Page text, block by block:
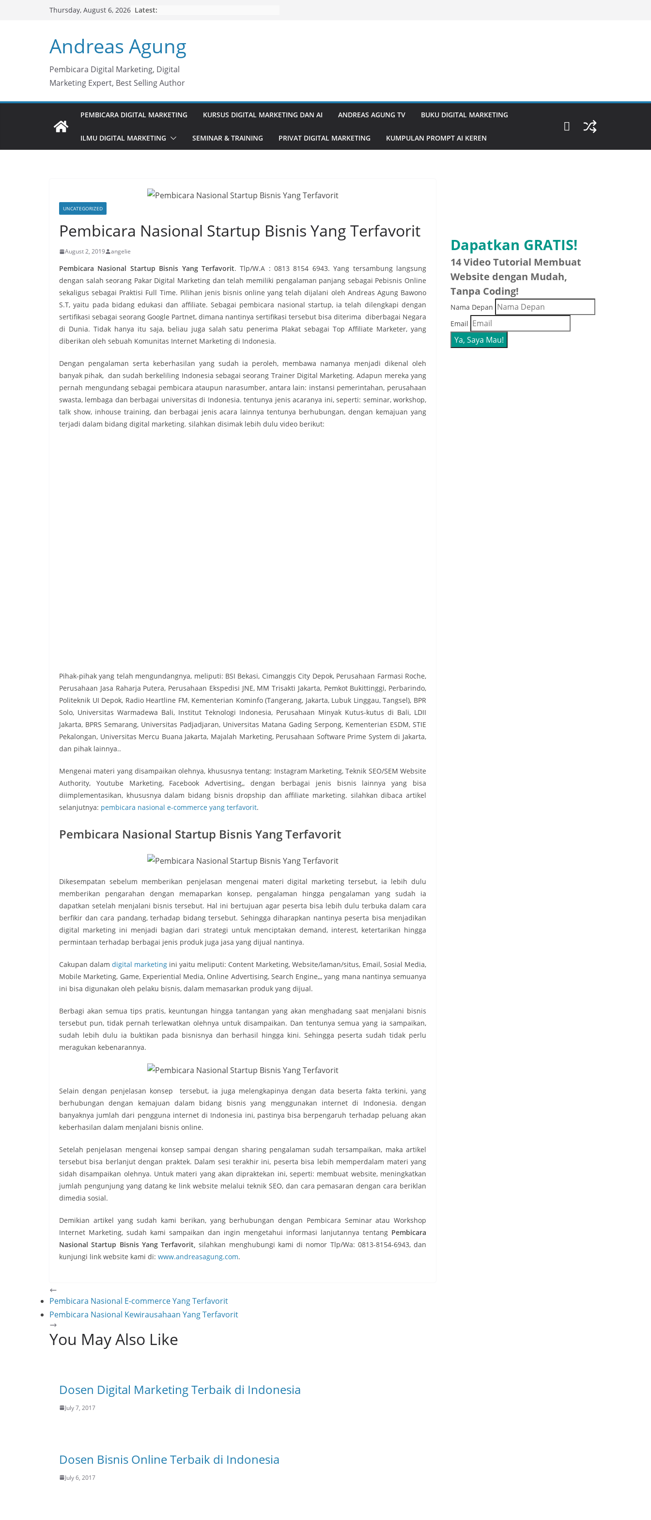
Thursday, August 6, 2026 Latest:
Andreas Agung
Pembicara Digital Marketing, Digital
Marketing Expert, Best Selling Author
PEMBICARA DIGITAL MARKETING KURSUS DIGITAL MARKETING DAN AI ANDREAS AGUNG TV BUKU DIGITAL MARKETING
ILMU DIGITAL MARKETING SEMINAR & TRAINING PRIVAT DIGITAL MARKETING KUMPULAN PROMPT AI KEREN
UNCATEGORIZED
Pembicara Nasional Startup Bisnis Yang Terfavorit
August 2, 2019 angelie
Pembicara Nasional Startup Bisnis Yang Terfavorit. Tlp/W.A : 0813 8154 6943. Yang tersambung langsung
dengan salah seorang Pakar Digital Marketing dan telah memiliki pengalaman panjang sebagai Pebisnis Online
sekaligus sebagai Praktisi Full Time. Pilihan jenis bisnis online yang telah dijalani oleh Andreas Agung Bawono
S.T, yaitu pada bidang edukasi dan affiliate. Sebagai pembicara nasional startup, ia telah dilengkapi dengan
sertifikasi sebagai seorang Google Partnet, dimana nantinya sertifikasi tersebut bisa diterima diberbagai Negara
di Dunia. Tidak hanya itu saja, beliau juga salah satu penerima Plakat sebagai Top Affiliate Marketer, yang
diberikan oleh sebuah Komunitas Internet Marketing di Indonesia.
Dengan pengalaman serta keberhasilan yang sudah ia peroleh, membawa namanya menjadi dikenal oleh
banyak pihak, dan sudah berkeliling Indonesia sebagai seorang Trainer Digital Marketing. Adapun mereka yang
pernah mengundang sebagai pembicara ataupun narasumber, antara lain: instansi pemerintahan, perusahaan
swasta, lembaga dan berbagai universitas di Indonesia. tentunya jenis acaranya ini, seperti: seminar, workshop,
talk show, inhouse training, dan berbagai jenis acara lainnya tentunya berhubungan, dengan kemajuan yang
terjadi dalam bidang digital marketing. silahkan disimak lebih dulu video berikut:
Pihak-pihak yang telah mengundangnya, meliputi: BSI Bekasi, Cimanggis City Depok, Perusahaan Farmasi Roche,
Perusahaan Jasa Raharja Putera, Perusahaan Ekspedisi JNE, MM Trisakti Jakarta, Pemkot Bukittinggi, Perbarindo,
Politeknik UI Depok, Radio Heartline FM, Kementerian Kominfo (Tangerang, Jakarta, Lubuk Linggau, Tangsel), BPR
Solo, Universitas Warmadewa Bali, Institut Teknologi Indonesia, Perusahaan Minyak Kutus-kutus di Bali, LDII
Jakarta, BPRS Semarang, Universitas Padjadjaran, Universitas Matana Gading Serpong, Kementerian ESDM, STIE
Pekalongan, Universitas Mercu Buana Jakarta, Majalah Marketing, Perusahaan Software Prime System di Jakarta,
dan pihak lainnya..
Mengenai materi yang disampaikan olehnya, khususnya tentang: Instagram Marketing, Teknik SEO/SEM Website
Authority, Youtube Marketing, Facebook Advertising,, dengan berbagai jenis bisnis lainnya yang bisa
diimplementasikan, khususnya dalam bidang bisnis dropship dan affiliate marketing. silahkan dibaca artikel
selanjutnya: pembicara nasional e-commerce yang terfavorit.
Pembicara Nasional Startup Bisnis Yang Terfavorit
Dikesempatan sebelum memberikan penjelasan mengenai materi digital marketing tersebut, ia lebih dulu
memberikan pengarahan dengan memaparkan konsep, pengalaman hingga pengalaman yang sudah ia
dapatkan setelah menjalani bisnis tersebut. Hal ini bertujuan agar peserta bisa lebih dulu terbuka dalam cara
berfikir dan cara pandang, terhadap bidang tersebut. Sehingga diharapkan nantinya peserta bisa menjadikan
digital marketing ini menjadi bagian dari strategi untuk menciptakan demand, interest, ketertarikan hingga
permintaan terhadap berbagai jenis produk juga jasa yang dijual nantinya.
Cakupan dalam digital marketing ini yaitu meliputi: Content Marketing, Website/laman/situs, Email, Sosial Media,
Mobile Marketing, Game, Experiential Media, Online Advertising, Search Engine,,, yang mana nantinya semuanya
ini bisa digunakan oleh pelaku bisnis, dalam memasarkan produk yang dijual.
Berbagi akan semua tips pratis, keuntungan hingga tantangan yang akan menghadang saat menjalani bisnis
tersebut pun, tidak pernah terlewatkan olehnya untuk disampaikan. Dan tentunya semua yang ia sampaikan,
sudah lebih dulu ia buktikan pada bisnisnya dan berhasil hingga kini. Sehingga peserta sudah tidak perlu
meragukan kebenarannya.
Selain dengan penjelasan konsep tersebut, ia juga melengkapinya dengan data beserta fakta terkini, yang
berhubungan dengan kemajuan dalam bidang bisnis yang menggunakan internet di Indonesia. dengan
banyaknya jumlah dari pengguna internet di Indonesia ini, pastinya bisa berpengaruh terhadap peluang akan
keberhasilan dalam menjalani bisnis online.
Setelah penjelasan mengenai konsep sampai dengan sharing pengalaman sudah tersampaikan, maka artikel
tersebut bisa berlanjut dengan praktek. Dalam sesi terakhir ini, peserta bisa lebih memperdalam materi yang
sidah disampaikan olehnya. Untuk materi yang akan dipraktekan ini, seperti: membuat website, meningkatkan
jumlah pengunjung yang datang ke link website melalui teknik SEO, dan cara pemasaran dengan cara beriklan
dimedia sosial.
Demikian artikel yang sudah kami berikan, yang berhubungan dengan Pembicara Seminar atau Workshop
Internet Marketing, sudah kami sampaikan dan ingin mengetahui informasi lanjutannya tentang Pembicara
Nasional Startup Bisnis Yang Terfavorit, silahkan menghubungi kami di nomor Tlp/Wa: 0813-8154-6943, dan
kunjungi link website kami di: www.andreasagung.com.
Pembicara Nasional E-commerce Yang Terfavorit
Pembicara Nasional Kewirausahaan Yang Terfavorit
You May Also Like
Dosen Digital Marketing Terbaik di Indonesia
July 7, 2017
Dosen Bisnis Online Terbaik di Indonesia
July 6, 2017
Dapatkan GRATIS!
14 Video Tutorial Membuat
Website dengan Mudah,
Tanpa Coding!
Nama Depan
Email